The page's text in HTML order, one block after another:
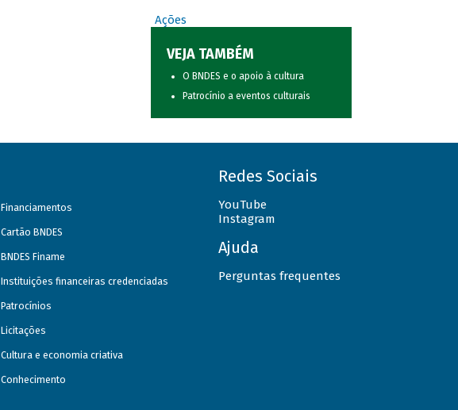
Ações
VEJA TAMBÉM
O BNDES e o apoio à cultura
Patrocínio a eventos culturais
Financiamentos
Cartão BNDES
BNDES Finame
Instituições financeiras credenciadas
Patrocínios
Licitações
Cultura e economia criativa
Conhecimento
Redes Sociais
YouTube
Instagram
Ajuda
Perguntas frequentes